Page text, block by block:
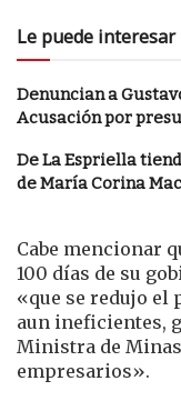
Le puede interesar
Denuncian a
Acusación por
De La Espriella
de María Corina
Cabe mencionar
100 días de su
«que se redujo el
aun ineficientes,
Ministra de
empresarios».